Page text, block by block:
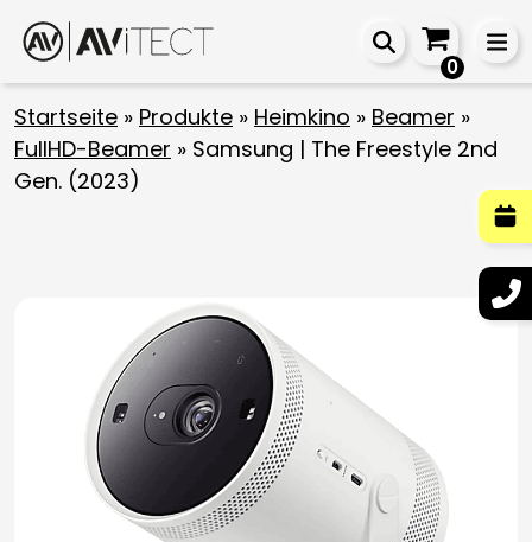
0
Startseite » Produkte » Heimkino » Beamer »
FullHD-Beamer » Samsung | The Freestyle 2nd
Gen. (2023)